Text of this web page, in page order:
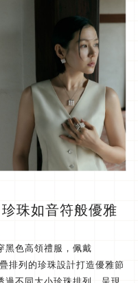
珠如音符般優雅
色高領禮服， 佩戴
排列的珍珠設計打造優雅節